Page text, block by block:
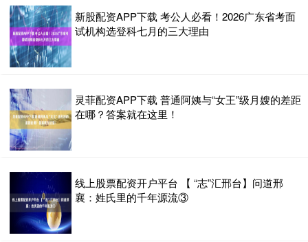
新股配资APP下载 考公人必看！2026广东省考面
试机构选登科七月的三大理由
灵菲配资APP下载 普通阿姨与“女王”级月嫂的差距
在哪？答案就在这里！
线上股票配资开户平台 【 “志”汇邢台】问道邢
襄：姓氏里的千年源流③